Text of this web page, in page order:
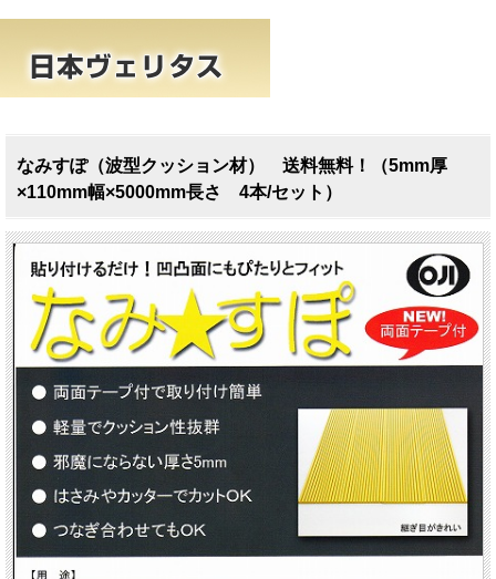
なみすぽ（波型クッション材） 送料無料！（5mm厚
×110mm幅×5000mm長さ 4本/セット）